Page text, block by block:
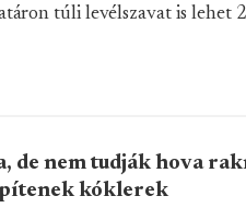
túli levélszavat is lehet
de nem tudják hova
kóklerek